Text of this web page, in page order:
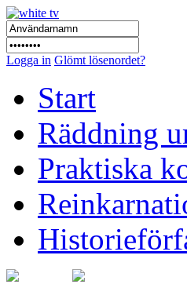
Logga in Glömt lösenordet?
Start
Räddning
Praktiska